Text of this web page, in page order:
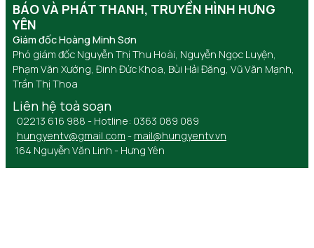
BÁO VÀ PHÁT THANH, TRUYỀN HÌNH HƯNG
YÊN
Giám đốc Hoàng Minh Sơn
Phó giám đốc Nguyễn Thị Thu Hoài, Nguyễn Ngọc Luyện,
Phạm Văn Xướng, Đinh Đức Khoa, Bùi Hải Đăng, Vũ Văn Mạnh,
Trần Thị Thoa
Liên hệ toà soạn
02213 616 988 - Hotline: 0363 089 089
hungyentv@gmail.com - mail@hungyentv.vn
164 Nguyễn Văn Linh - Hưng Yên